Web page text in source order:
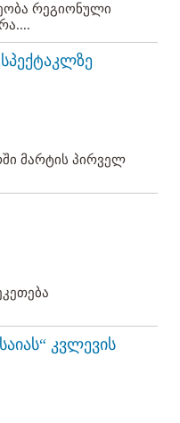
რეგიონული
მარტის პირველ
კვლევის